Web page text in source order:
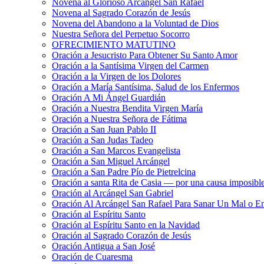
Novena al Sagrado Corazón de Jesús
Novena del Abandono a la Voluntad de Dios
Nuestra Señora del Perpetuo Socorro
OFRECIMIENTO MATUTINO
Oración a Jesucristo Para Obtener Su Santo Amor
Oración a la Santísima Virgen del Carmen
Oración a la Virgen de los Dolores
Oración a María Santísima, Salud de los Enfermos
Oración A Mi Ángel Guardián
Oración a Nuestra Bendita Virgen María
Oración a Nuestra Señora de Fátima
Oración a San Juan Pablo II
Oración a San Judas Tadeo
Oración a San Marcos Evangelista
Oración a San Miguel Arcángel
Oración a San Padre Pío de Pietrelcina
Oración a santa Rita de Casia — por una causa
Oración al Arcángel San Gabriel
Oración Al Arcángel San Rafael Para Sanar Un Mal o
Oración al Espíritu Santo
Oración al Espíritu Santo en la Navidad
Oración al Sagrado Corazón de Jesús
Oración Antigua a San José
Oración de Cuaresma